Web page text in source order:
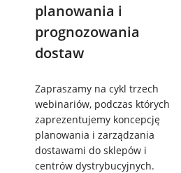
planowania i
prognozowania
dostaw
Zapraszamy na cykl trzech
webinariów, podczas których
zaprezentujemy koncepcję
planowania i zarządzania
dostawami do sklepów i
centrów dystrybucyjnych.